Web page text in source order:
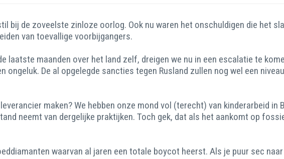
bij de zoveelste zinloze oorlog. Ook nu waren het onschuldigen die het
van toevallige voorbijgangers.
laatste maanden over het land zelf, dreigen we nu in een escalatie te
ongeluk. De al opgelegde sancties tegen Rusland zullen nog wel een
maken? We hebben onze mond vol (terecht) van kinderarbeid
neemt van dergelijke praktijken. Toch gek, dat als het aankomt op
waarvan al jaren een totale boycot heerst. Als je puur sec